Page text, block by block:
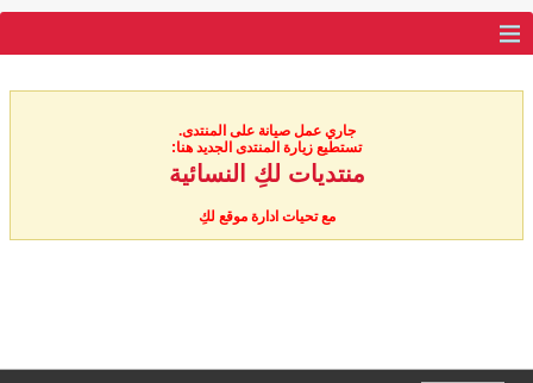
جاري عمل صيانة على المنتدى.
تستطيع زيارة المنتدى الجديد هنا:
منتديات لكِ النسائية
مع تحيات ادارة موقع لكِ